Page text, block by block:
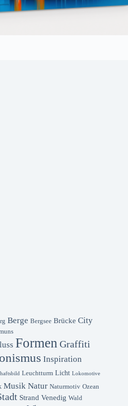
Berge Bergsee Brücke City
Formen Graffiti
Inspiration
Leuchtturm Licht Lokomotive
Musik Natur Naturmotiv Ozean
Strand Venedig Wald